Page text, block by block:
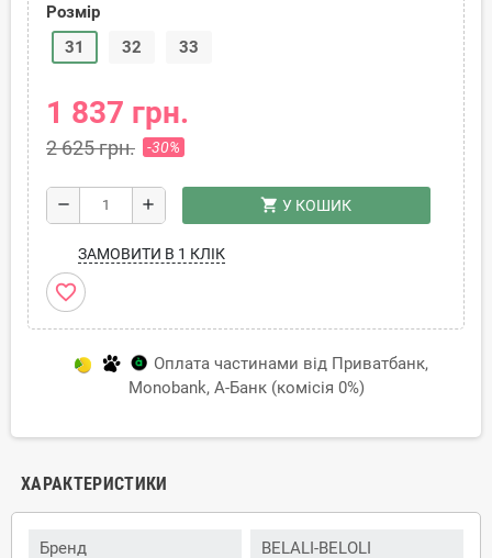
Розмір
31
32 33
1 837 грн.
2 625 грн. -30%
remove add shopping_cart У КОШИК
ЗАМОВИТИ В 1 КЛІК
favorite_border
Оплата частинами від Приватбанк,
Monobank, А-Банк (комісія 0%)
ХАРАКТЕРИСТИКИ
Бренд BELALI-BELOLI